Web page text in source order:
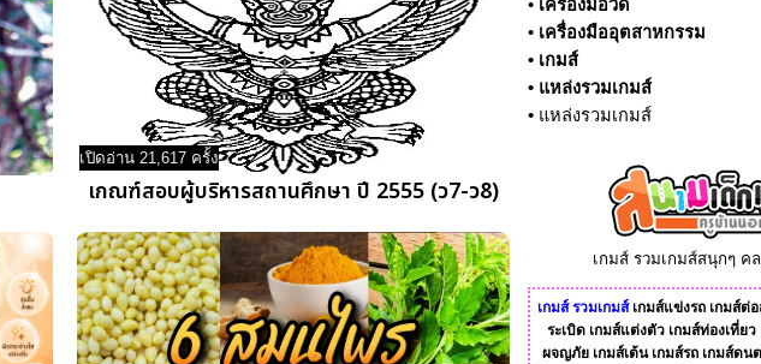
เปิดอ่าน 21,617 ครั้ง
เกณฑ์สอบผู้บริหารสถานศึกษา ปี 2555 (ว7-ว8)
• เครื่องมือวัด
• เครื่องมืออุตสาหกรรม
• เกมส์
• แหล่งรวมเกมส์
• แหล่งรวมเกมส์
เกมส์ รวมเกมส์สนุกๆ ค
เกมส์ รวมเกมส์ เกมส์แข่งรถ เกมส์ต่อ
ระเบิด เกมส์แต่งตัว เกมส์ท่องเที่ยว
ผจญภัย เกมส์เต้น เกมส์รถ เกมส์ดน